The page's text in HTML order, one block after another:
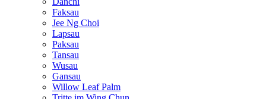
Faksau
Jee Ng Choi
Lapsau
Paksau
Tansau
Wusau
Gansau
Willow Leaf Palm